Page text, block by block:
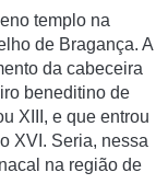
templo na
de Bragança. A
da cabeceira
beneditino de
XIII, e que entrou
XVI. Seria, nessa
na região de